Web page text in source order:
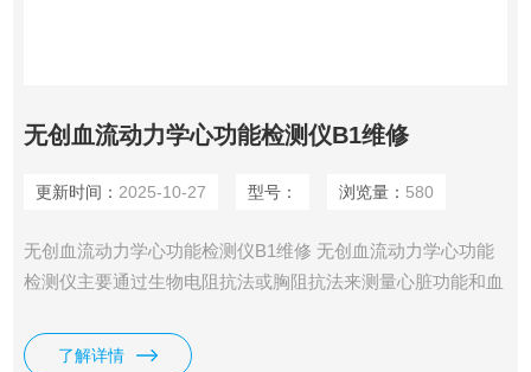
无创血流动力学心功能检测仪B1维修
更新时间： 2025-10-27 型号： 浏览量： 580
无创血流动力学心功能检测仪B1维修 无创血流动力学心功能
检测仪主要通过生物电阻抗法或胸阻抗法来测量心脏功能和血
理，通过监测胸腔内主动脉搏动性血流对高频低幅正弦交流电
了解详情